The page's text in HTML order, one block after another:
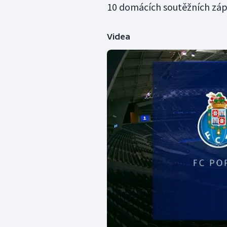
10 domácích soutěžních
Videa